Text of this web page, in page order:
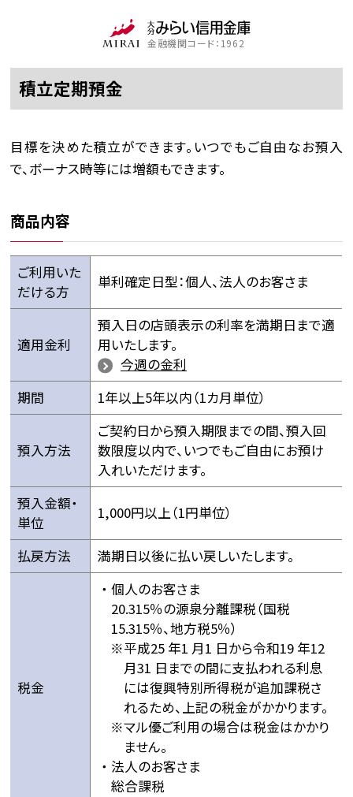
金融機関コード：1962
積立定期預金
目標を決めた積立ができます。いつでもご自由なお預入
で、ボーナス時等には増額もできます。
商品内容
ご利用いた
だける方
単利確定日型：個人、法人のお客さま
適用金利
預入日の店頭表示の利率を満期日まで適
用いたします。
今週の金利
期間
1年以上5年以内（1カ月単位）
預入方法
ご契約日から預入期限までの間、預入回
数限度以内で、いつでもご自由にお預け
入れいただけます。
預入金額・
単位
1,000円以上（1円単位）
払戻方法 満期日以後に払い戻しいたします。
税金
個人のお客さま
20.315％の源泉分離課税（国税
15.315％、地方税5％）
平成25 年1 月1 日から令和19 年12
月31 日までの間に支払われる利息
には復興特別所得税が追加課税さ
れるため、上記の税金がかかります。
マル優ご利用の場合は税金はかかり
ません。
法人のお客さま
総合課税